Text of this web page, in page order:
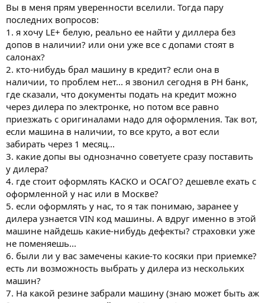
Вы в меня прям уверенности вселили. Тогда пару
последних вопросов:
1. я хочу LE+ белую, реально ее найти у диллера без
допов в наличии? или они уже все с допами стоят в
салонах?
2. кто-нибудь брал машину в кредит? если она в
наличии, то проблем нет... я звонил сегодня в РН банк,
где сказали, что документы подать на кредит можно
через дилера по электронке, но потом все равно
приезжать с оригиналами надо для оформления. Так вот,
если машина в наличии, то все круто, а вот если
забирать через 1 месяц...
3. какие допы вы однозначно советуете сразу поставить
у дилера?
4. где стоит оформлять КАСКО и ОСАГО? дешевле ехать с
оформленной у нас или в Москве?
5. если оформлять у нас, то я так понимаю, заранее у
дилера узнается VIN код машины. А вдруг именно в этой
машине найдешь какие-нибудь дефекты? страховки уже
не поменяешь...
6. были ли у вас замечены какие-то косяки при приемке?
есть ли возможность выбрать у дилера из нескольких
машин?
7. На какой резине забрали машину (знаю может быть аж